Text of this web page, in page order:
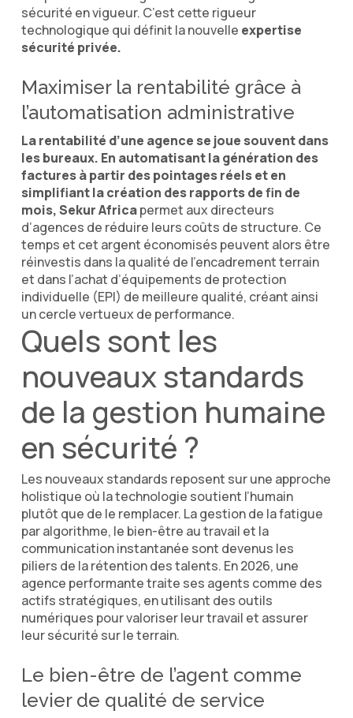
sécurité en vigueur. C’est cette rigueur
technologique qui définit la nouvelle expertise
sécurité privée.
Maximiser la rentabilité grâce à
l’automatisation administrative
La rentabilité d’une agence se joue souvent dans
les bureaux. En automatisant la génération des
factures à partir des pointages réels et en
simplifiant la création des rapports de fin de
mois, Sekur Africapermet aux directeurs
d’agences de réduire leurs coûts de structure. Ce
temps et cet argent économisés peuvent alors être
réinvestis dans la qualité de l’encadrement terrain
et dans l’achat d’équipements de protection
individuelle (EPI) de meilleure qualité, créant ainsi
un cercle vertueux de performance.
Quels sont les
nouveaux standards
de la gestion humaine
en sécurité ?
Les nouveaux standards reposent sur une approche
holistique où la technologie soutient l’humain
plutôt que de le remplacer. La gestion de la fatigue
par algorithme, le bien-être au travail et la
communication instantanée sont devenus les
piliers de la rétention des talents. En 2026, une
agence performante traite ses agents comme des
actifs stratégiques, en utilisant des outils
numériques pour valoriser leur travail et assurer
leur sécurité sur le terrain.
Le bien-être de l’agent comme
levier de qualité de service